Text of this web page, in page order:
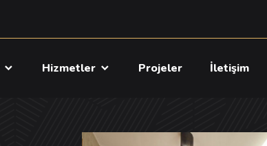
Hizmetler Projeler İletişim